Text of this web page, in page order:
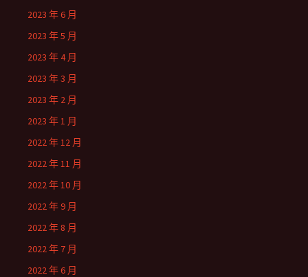
2023 年 6 月
2023 年 5 月
2023 年 4 月
2023 年 3 月
2023 年 2 月
2023 年 1 月
2022 年 12 月
2022 年 11 月
2022 年 10 月
2022 年 9 月
2022 年 8 月
2022 年 7 月
2022 年 6 月